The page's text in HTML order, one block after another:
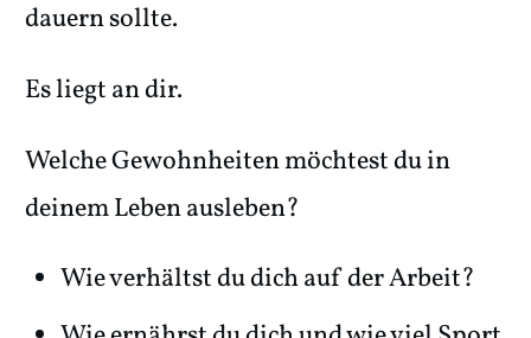
dauern sollte.
Es liegt an dir.
Welche Gewohnheiten möchtest du in
deinem Leben ausleben?
Wie verhältst du dich auf der Arbeit?